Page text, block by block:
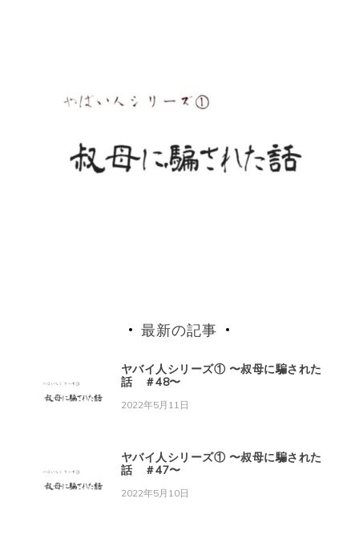
最新の記事
ヤバイ人シリーズ① 〜叔母に騙された
話 ＃48〜
2022年5月11日
ヤバイ人シリーズ① 〜叔母に騙された
話 ＃47〜
2022年5月10日